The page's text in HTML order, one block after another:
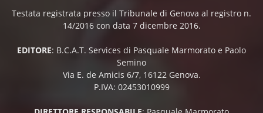
Testata registrata presso il Tribunale di Genova al registro n.
14/2016 con data 7 dicembre 2016.
EDITORE: B.C.A.T. Services di Pasquale Marmorato e Paolo
Semino
Via E. de Amicis 6/7, 16122 Genova.
P.IVA: 02453010999